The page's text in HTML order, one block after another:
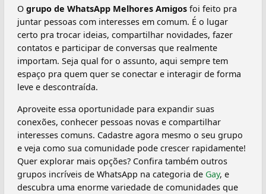
O grupo de WhatsApp Melhores Amigos foi feito pra
juntar pessoas com interesses em comum. É o lugar
certo pra trocar ideias, compartilhar novidades, fazer
contatos e participar de conversas que realmente
importam. Seja qual for o assunto, aqui sempre tem
espaço pra quem quer se conectar e interagir de forma
leve e descontraída.
Aproveite essa oportunidade para expandir suas
conexões, conhecer pessoas novas e compartilhar
interesses comuns. Cadastre agora mesmo o seu grupo
e veja como sua comunidade pode crescer rapidamente!
Quer explorar mais opções? Confira também outros
grupos incríveis de WhatsApp na categoria de Gay, e
descubra uma enorme variedade de comunidades que